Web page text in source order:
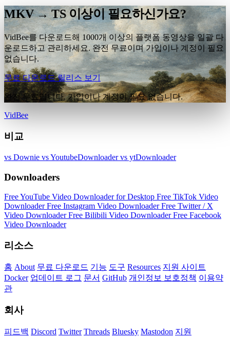
MKV → TS 이상이 필요하신가요?
VidBee를 다운로드해 1000개 이상의 플랫폼 동영상을 일괄 다
운로드하고 관리하세요. 완전 무료이며 가입이나 계정이 필요
없습니다.
무료 다운로드릴리스 보기
완전 무료입니다. 가입이나 계정이 필요 없습니다.
VidBee
비교
vs Downie vs YoutubeDownloadervs ytDownloader
Downloaders
Free YouTube Video Downloader for Desktop Free TikTok Video
DownloaderFree Instagram Video DownloaderFree Twitter / X
Video DownloaderFree Bilibili Video DownloaderFree Facebook
Video Downloader
리소스
홈 About 무료 다운로드 기능 도구 Resources 지원 사이트
Docker 업데이트 로그 문서 GitHub 개인정보 보호정책 이용약
관
회사
피드백 Discord Twitter Threads Bluesky Mastodon 지원